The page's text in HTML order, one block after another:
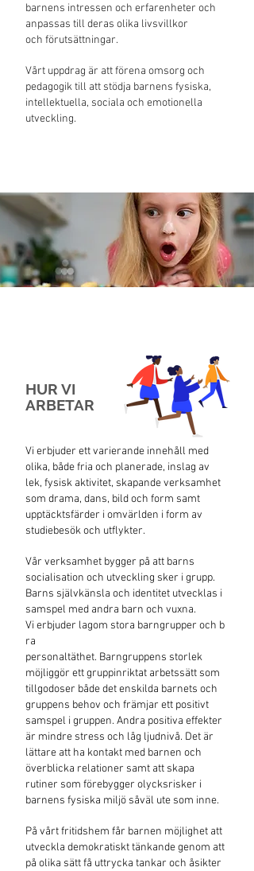
barnens intressen och erfarenheter och
anpassas till deras olika livsvillkor
och förutsättningar.
Vårt uppdrag är att förena omsorg och
pedagogik till att stödja barnens fysiska,
intellektuella, sociala och emotionella
utveckling.
HUR VI
ARBETAR
Vi erbjuder ett varierande innehåll med
olika, både fria och planerade, inslag av
lek, fysisk aktivitet, skapande verksamhet
som drama, dans, bild och form samt
upptäcktsfärder i omvärlden i form av
studiebesök och utflykter.
Vår verksamhet bygger på att barns
socialisation och utveckling sker i grupp.
Barns självkänsla och identitet utvecklas i
samspel med andra barn och vuxna.
Vi erbjuder lagom stora barngrupper och b
ra
personaltäthet. Barngruppens storlek
möjliggör ett gruppinriktat arbetssätt som
tillgodoser både det enskilda barnets och
gruppens behov och främjar ett positivt
samspel i gruppen. Andra positiva effekter
är mindre stress och låg ljudnivå. Det är
lättare att ha kontakt med barnen och
överblicka relationer samt att skapa
rutiner som förebygger olycksrisker i
barnens fysiska miljö såväl ute som inne.
På vårt fritidshem får barnen möjlighet att
utveckla demokratiskt tänkande genom att
på olika sätt få uttrycka tankar och åsikter